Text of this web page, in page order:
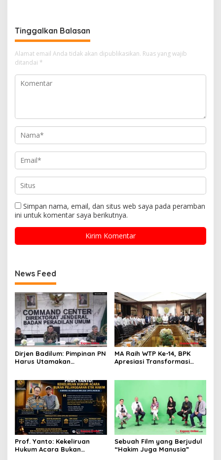
Tinggalkan Balasan
Alamat email Anda tidak akan dipublikasikan. Ruas yang wajib
ditandai *
Simpan nama, email, dan situs web saya pada peramban
ini untuk komentar saya berikutnya.
News Feed
Dirjen Badilum: Pimpinan PN
Harus Utamakan
MA Raih WTP Ke-14, BPK
Apresiasi Transformasi
Prof. Yanto: Kekeliruan
Hukum Acara Bukan
Sebuah Film yang Berjudul
“Hakim Juga Manusia”